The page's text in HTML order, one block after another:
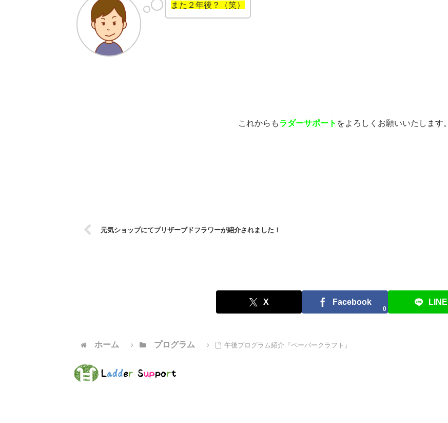
また２年後？（笑）
これからもラダーサポート をよろしくお願いいたします。
元気ショップにてプリザーブドフラワーが紹介されました！
X Facebook
0
LINE
ホーム プログラム 午後プログラム紹介『ペーパークラフト』